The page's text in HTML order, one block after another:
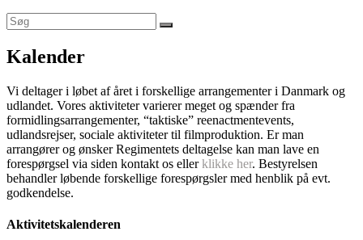
Kalender
Vi deltager i løbet af året i forskellige arrangementer i Danmark og
udlandet. Vores aktiviteter varierer meget og spænder fra
formidlingsarrangementer, “taktiske” reenactmentevents,
udlandsrejser, sociale aktiviteter til filmproduktion. Er man
arrangører og ønsker Regimentets deltagelse kan man lave en
forespørgsel via siden kontakt os ellerklikke her. Bestyrelsen
behandler løbende forskellige forespørgsler med henblik på evt.
godkendelse.
Aktivitetskalenderen